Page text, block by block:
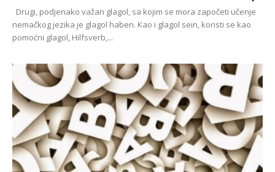
Drugi, podjenako važan glagol, sa kojim se mora započeti učenje
nemačkog jezika je glagol haben. Kao i glagol sein, koristi se kao
pomoćni glagol, Hilfsverb,...